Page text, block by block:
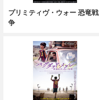
プリミティヴ・ウォー 恐竜戦
争